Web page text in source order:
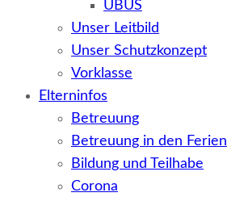
UBUS
Unser Leitbild
Unser Schutzkonzept
Vorklasse
Elterninfos
Betreuung
Betreuung in den Ferien
Bildung und Teilhabe
Corona